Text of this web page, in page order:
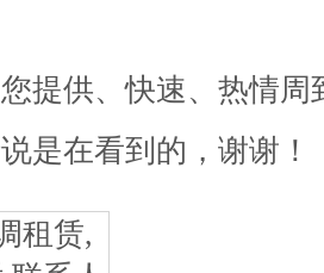
提供、快速、热情周
是在看到的，谢谢！